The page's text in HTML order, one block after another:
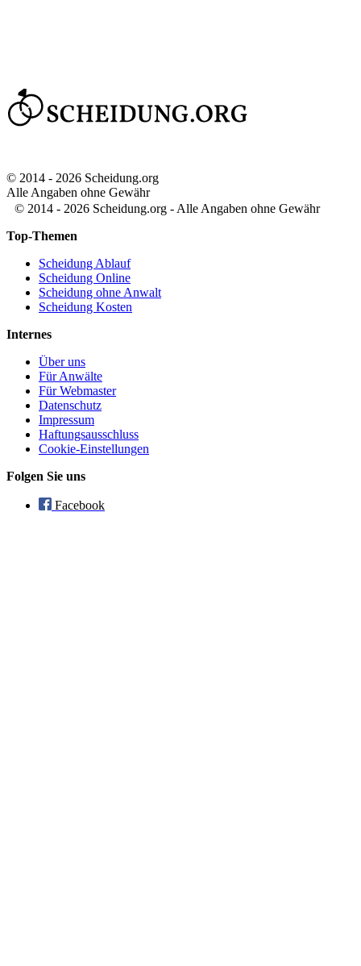
© 2014 - 2026 Scheidung.org
Alle Angaben ohne Gewähr
© 2014 - 2026 Scheidung.org - Alle Angaben ohne Gewähr
Top-Themen
Scheidung Ablauf
Scheidung Online
Scheidung ohne Anwalt
Scheidung Kosten
Internes
Über uns
Für Anwälte
Für Webmaster
Datenschutz
Impressum
Haftungsausschluss
Cookie-Einstellungen
Folgen Sie uns
Facebook